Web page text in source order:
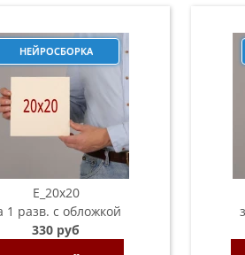
НЕЙРОСБОРКА
E_20х20
1 разв. с обложкой
330 руб